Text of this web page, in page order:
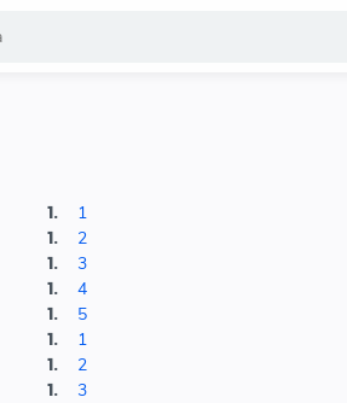
1
2
3
4
5
1
2
3